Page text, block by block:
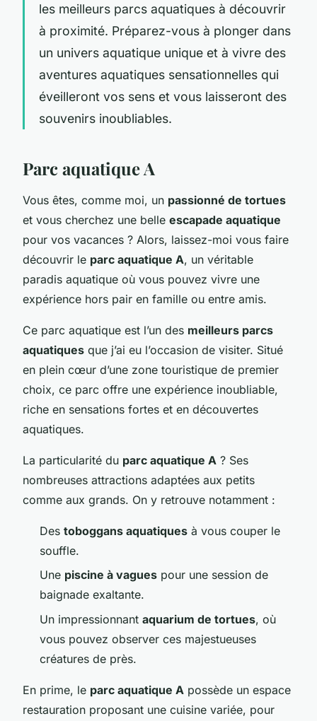
les meilleurs parcs aquatiques à découvrir
à proximité. Préparez-vous à plonger dans
un univers aquatique unique et à vivre des
aventures aquatiques sensationnelles qui
éveilleront vos sens et vous laisseront des
souvenirs inoubliables.
Parc aquatique A
Vous êtes, comme moi, un passionné de tortues
et vous cherchez une belle escapade aquatique
pour vos vacances ? Alors, laissez-moi vous faire
découvrir le parc aquatique A, un véritable
paradis aquatique où vous pouvez vivre une
expérience hors pair en famille ou entre amis.
Ce parc aquatique est l’un des meilleurs parcs
aquatiques que j’ai eu l’occasion de visiter. Situé
en plein cœur d’une zone touristique de premier
choix, ce parc offre une expérience inoubliable,
riche en sensations fortes et en découvertes
aquatiques.
La particularité du parc aquatique A ? Ses
nombreuses attractions adaptées aux petits
comme aux grands. On y retrouve notamment :
Des toboggans aquatiques à vous couper le
souffle.
Une piscine à vagues pour une session de
baignade exaltante.
Un impressionnant aquarium de tortues, où
vous pouvez observer ces majestueuses
créatures de près.
En prime, le parc aquatique A possède un espace
restauration proposant une cuisine variée, pour